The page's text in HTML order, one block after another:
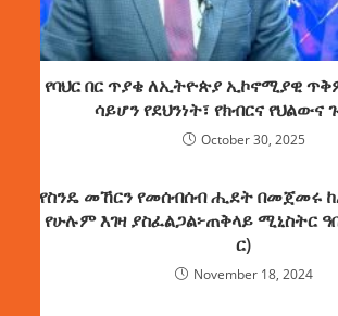
የባህር በር ጥያቄ ለኢትዮጵያ ኢኮኖሚያዊ
ሳይሆን የደህንነት፣ የክብርና የህልውና
October 30, 2025
የስንዴ መኸርን የመሰብሰብ ሒደት በመጀመሩ
የሁሉም እገዛ ያስፈልጋል፦ጠቅላይ ሚኒስትር
ር)
November 18, 2024